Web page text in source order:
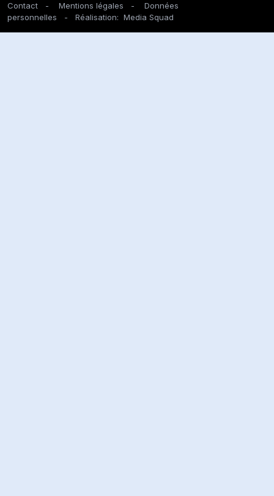
Contact - Mentions légales - Données
personnelles - Réalisation: Media Squad